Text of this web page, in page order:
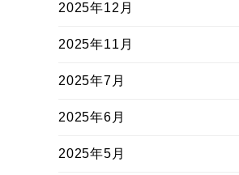
2025年12月
2025年11月
2025年7月
2025年6月
2025年5月